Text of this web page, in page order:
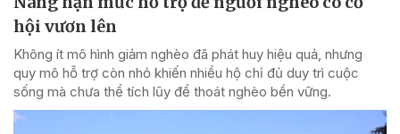
hội vươn lên
Không ít mô hình giảm nghèo đã phát huy hiệu quả, nhưng
quy mô hỗ trợ còn nhỏ khiến nhiều hộ chỉ đủ duy trì cuộc
sống mà chưa thể tích lũy để thoát nghèo bền vững.